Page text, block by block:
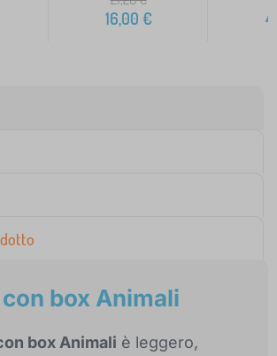
16,00 €
box Animali
box Animali è leggero,